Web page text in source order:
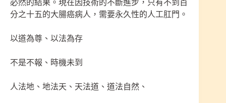
必然的結果。現在因技術的不斷進步，只有不到百
分之十五的大腸癌病人，需要永久性的人工肛門。
以道為尊、以法為存
不是不報、時機未到
人法地、地法天、天法道、道法自然、